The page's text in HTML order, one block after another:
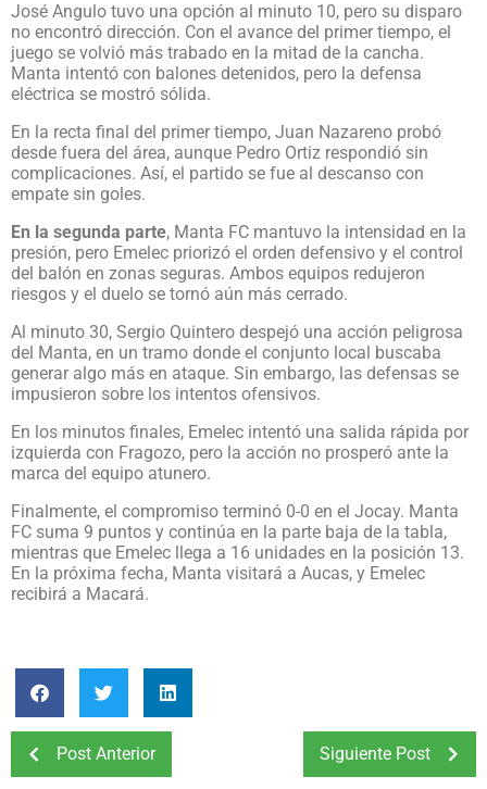
José Angulo tuvo una opción al minuto 10, pero su disparo
no encontró dirección. Con el avance del primer tiempo, el
juego se volvió más trabado en la mitad de la cancha.
Manta intentó con balones detenidos, pero la defensa
eléctrica se mostró sólida.
En la recta final del primer tiempo, Juan Nazareno probó
desde fuera del área, aunque Pedro Ortiz respondió sin
complicaciones. Así, el partido se fue al descanso con
empate sin goles.
En la segunda parte, Manta FC mantuvo la intensidad en la
presión, pero Emelec priorizó el orden defensivo y el control
del balón en zonas seguras. Ambos equipos redujeron
riesgos y el duelo se tornó aún más cerrado.
Al minuto 30, Sergio Quintero despejó una acción peligrosa
del Manta, en un tramo donde el conjunto local buscaba
generar algo más en ataque. Sin embargo, las defensas se
impusieron sobre los intentos ofensivos.
En los minutos finales, Emelec intentó una salida rápida por
izquierda con Fragozo, pero la acción no prosperó ante la
marca del equipo atunero.
Finalmente, el compromiso terminó 0-0 en el Jocay. Manta
FC suma 9 puntos y continúa en la parte baja de la tabla,
mientras que Emelec llega a 16 unidades en la posición 13.
En la próxima fecha, Manta visitará a Aucas, y Emelec
recibirá a Macará.
Post Anterior Siguiente Post